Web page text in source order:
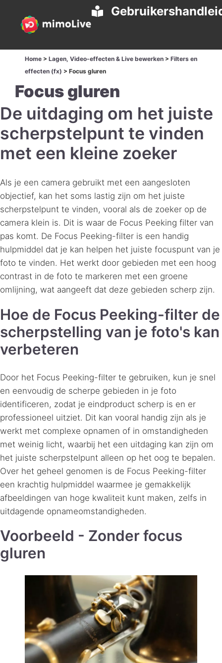
Home > Lagen, Video-effecten & Live bewerken > Filters en
effecten (fx) > Focus gluren
Focus gluren
De uitdaging om het juiste
scherpstelpunt te vinden
met een kleine zoeker
Als je een camera gebruikt met een aangesloten
objectief, kan het soms lastig zijn om het juiste
scherpstelpunt te vinden, vooral als de zoeker op de
camera klein is. Dit is waar de Focus Peeking filter van
pas komt. De Focus Peeking-filter is een handig
hulpmiddel dat je kan helpen het juiste focuspunt van je
foto te vinden. Het werkt door gebieden met een hoog
contrast in de foto te markeren met een groene
omlijning, wat aangeeft dat deze gebieden scherp zijn.
Hoe de Focus Peeking-filter de
scherpstelling van je foto's kan
verbeteren
Door het Focus Peeking-filter te gebruiken, kun je snel
en eenvoudig de scherpe gebieden in je foto
identificeren, zodat je eindproduct scherp is en er
professioneel uitziet. Dit kan vooral handig zijn als je
werkt met complexe opnamen of in omstandigheden
met weinig licht, waarbij het een uitdaging kan zijn om
het juiste scherpstelpunt alleen op het oog te bepalen.
Over het geheel genomen is de Focus Peeking-filter
een krachtig hulpmiddel waarmee je gemakkelijk
afbeeldingen van hoge kwaliteit kunt maken, zelfs in
uitdagende opnameomstandigheden.
Voorbeeld - Zonder focus
gluren